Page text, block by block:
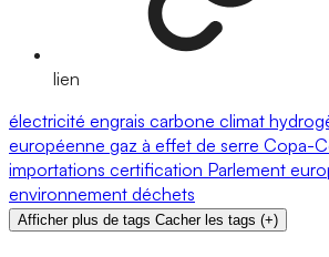
lien
électricité engrais carbone climat
européenne gaz à effet de serre Copa-
importations certification Parlement
environnement déchets
Afficher plus de tags Cacher les tags (+)